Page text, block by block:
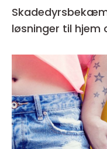
løsninger til hjem